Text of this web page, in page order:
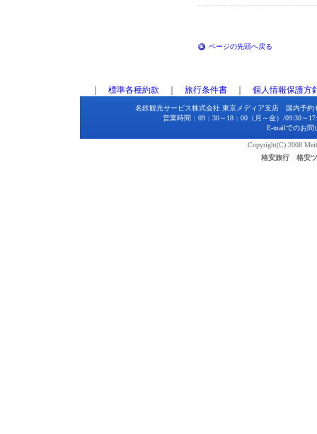
ページの先頭へ戻る
標準各種約款 旅行条件書 個人情報保護方
名鉄観光サービス株式会社 東京メディア支店 国内予
営業時間：09：30～18：00（月～金）/09:30～
E-mailでのお問
Copyright(C) 2008
格安旅行 格安